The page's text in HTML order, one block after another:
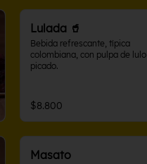
Lulada 🥤
Bebida refrescante, típica
colombiana, con pulpa de lulo
picado.
$8.800
Masato